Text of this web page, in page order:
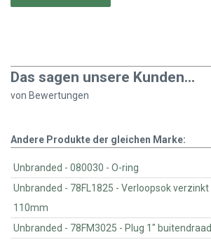
Das sagen unsere Kunden...
von Bewertungen
Andere Produkte der gleichen Marke:
Unbranded - 080030 - O-ring
Unbranded - 78FL1825 - Verloopsok verzinkt 3"- 4" -lengte
110mm
Unbranded - 78FM3025 - Plug